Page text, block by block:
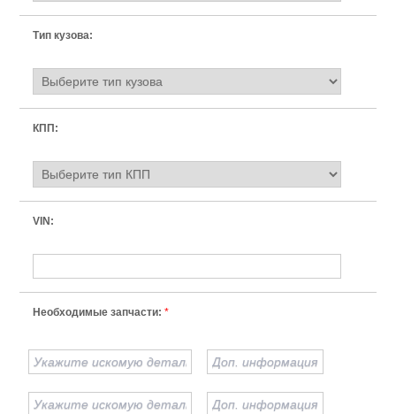
Тип кузова:
КПП:
VIN:
Необходимые запчасти: *